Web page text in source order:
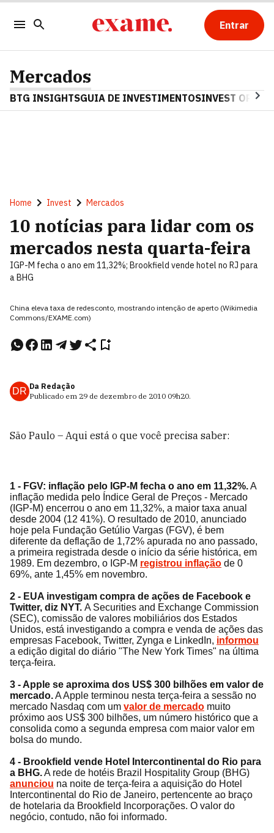
Entrar
Mercados
BTG INSIGHTSGUIA DE INVESTIMENTOSINVEST OPINA
Home Invest Mercados
10 notícias para lidar com os
mercados nesta quarta-feira
IGP-M fecha o ano em 11,32%; Brookfield vende hotel no RJ para
a BHG
China eleva taxa de redesconto, mostrando intenção de aperto (Wikimedia
Commons/EXAME.com)
DR Da Redação
Publicado em 29 de dezembro de 2010 09h20.
São Paulo – Aqui está o que você precisa saber:
1 - FGV: inflação pelo IGP-M fecha o ano em 11,32%.A
inflação medida pelo Índice Geral de Preços - Mercado
(IGP-M) encerrou o ano em 11,32%, a maior taxa anual
desde 2004 (12 41%). O resultado de 2010, anunciado
hoje pela Fundação Getúlio Vargas (FGV), é bem
diferente da deflação de 1,72% apurada no ano passado,
a primeira registrada desde o início da série histórica, em
1989. Em dezembro, o IGP-M registrou inflação de 0
69%, ante 1,45% em novembro.
2 - EUA investigam compra de ações de Facebook e
Twitter, diz NYT. A Securities and Exchange Commission
(SEC), comissão de valores mobiliários dos Estados
Unidos, está investigando a compra e venda de ações das
empresas Facebook, Twitter, Zynga e LinkedIn, informou
a edição digital do diário "The New York Times" na última
terça-feira.
3 - Apple se aproxima dos US$ 300 bilhões em valor de
mercado.A Apple terminou nesta terça-feira a sessão no
mercado Nasdaq com um valor de mercado muito
próximo aos US$ 300 bilhões, um número histórico que a
consolida como a segunda empresa com maior valor em
bolsa do mundo.
4 - Brookfield vende Hotel Intercontinental do Rio para
a BHG.A rede de hotéis Brazil Hospitality Group (BHG)
anunciou na noite de terça-feira a aquisição do Hotel
Intercontinental do Rio de Janeiro, pertencente ao braço
de hotelaria da Brookfield Incorporações. O valor do
negócio, contudo, não foi informado.